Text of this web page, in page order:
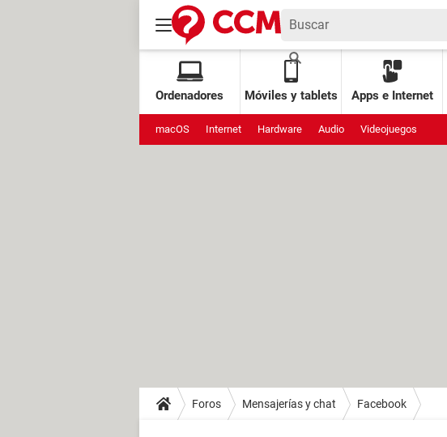
Ordenadores Móviles y tablets Apps e Internet
macOS Internet Hardware Audio Videojuegos
Foros Mensajerías y chat Facebook